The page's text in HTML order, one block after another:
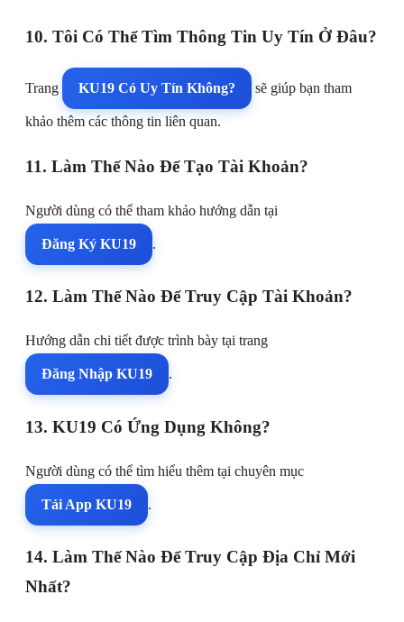
10. Tôi Có Thể Tìm Thông Tin Uy Tín Ở Đâu?
Trang KU19 Có Uy Tín Không? sẽ giúp bạn tham
khảo thêm các thông tin liên quan.
11. Làm Thế Nào Để Tạo Tài Khoản?
Người dùng có thể tham khảo hướng dẫn tại
Đăng Ký KU19 .
12. Làm Thế Nào Để Truy Cập Tài Khoản?
Hướng dẫn chi tiết được trình bày tại trang
Đăng Nhập KU19 .
13. KU19 Có Ứng Dụng Không?
Người dùng có thể tìm hiểu thêm tại chuyên mục
Tải App KU19 .
14. Làm Thế Nào Để Truy Cập Địa Chỉ Mới
Nhất?